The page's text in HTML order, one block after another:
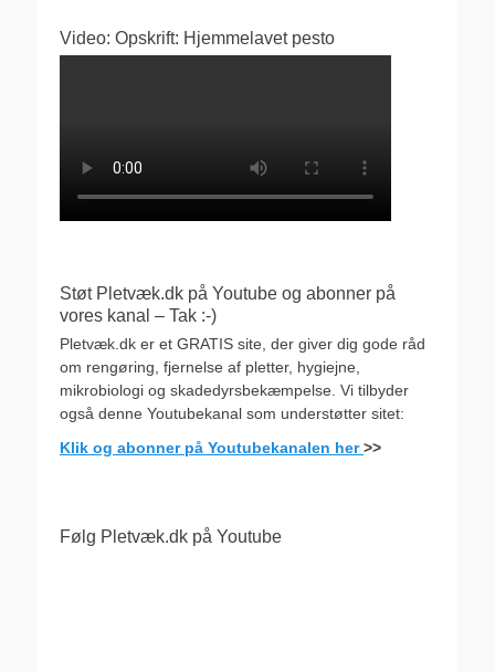
Video: Opskrift: Hjemmelavet pesto
Støt Pletvæk.dk på Youtube og abonner på
vores kanal – Tak :-)
Pletvæk.dk er et GRATIS site, der giver dig gode råd
om rengøring, fjernelse af pletter, hygiejne,
mikrobiologi og skadedyrsbekæmpelse. Vi tilbyder
også denne Youtubekanal som understøtter sitet:
Klik og abonner på Youtubekanalen her>>
Følg Pletvæk.dk på Youtube